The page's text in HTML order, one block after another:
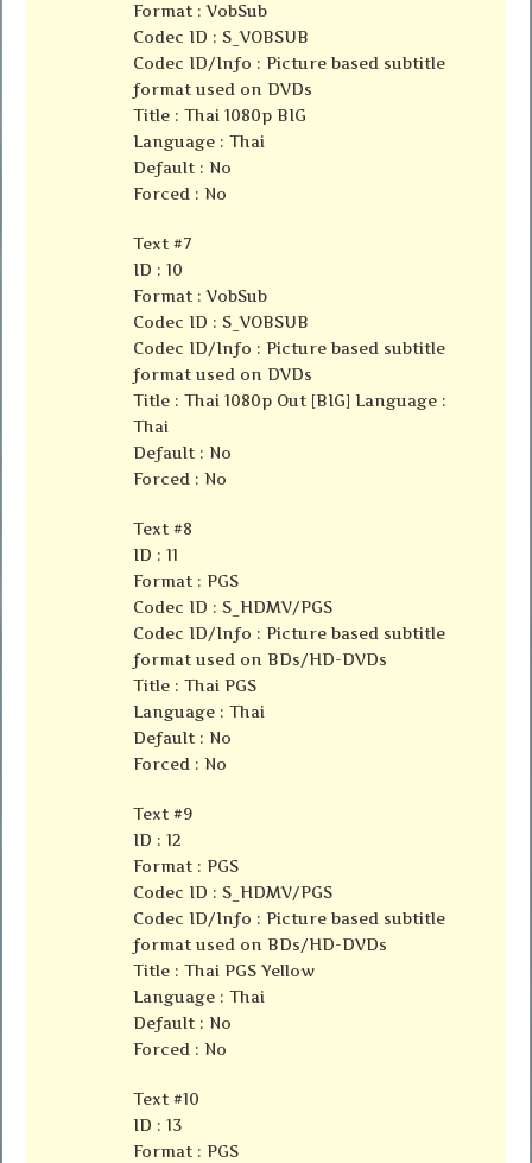
Format : VobSub
Codec ID : S_VOBSUB
Codec ID/Info : Picture based subtitle
format used on DVDs
Title : Thai 1080p BIG
Language : Thai
Default : No
Forced : No
Text #7
ID : 10
Format : VobSub
Codec ID : S_VOBSUB
Codec ID/Info : Picture based subtitle
format used on DVDs
Title : Thai 1080p Out [BIG] Language :
Thai
Default : No
Forced : No
Text #8
ID : 11
Format : PGS
Codec ID : S_HDMV/PGS
Codec ID/Info : Picture based subtitle
format used on BDs/HD-DVDs
Title : Thai PGS
Language : Thai
Default : No
Forced : No
Text #9
ID : 12
Format : PGS
Codec ID : S_HDMV/PGS
Codec ID/Info : Picture based subtitle
format used on BDs/HD-DVDs
Title : Thai PGS Yellow
Language : Thai
Default : No
Forced : No
Text #10
ID : 13
Format : PGS